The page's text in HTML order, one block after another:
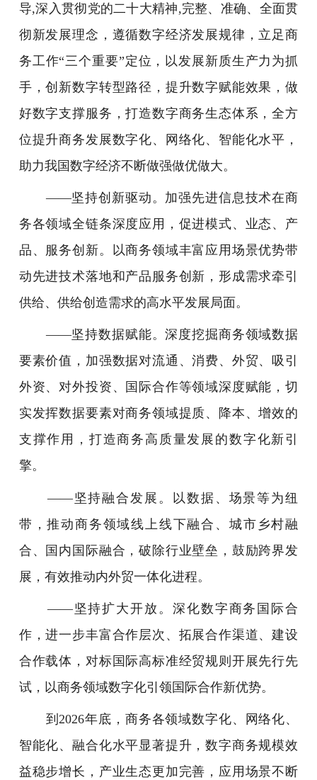
导,深入贯彻党的二十大精神,完整、准确、全面贯
彻新发展理念，遵循数字经济发展规律，立足商
务工作“三个重要”定位，以发展新质生产力为抓
手，创新数字转型路径，提升数字赋能效果，做
好数字支撑服务，打造数字商务生态体系，全方
位提升商务发展数字化、网络化、智能化水平，
助力我国数字经济不断做强做优做大。
——坚持创新驱动。加强先进信息技术在商
务各领域全链条深度应用，促进模式、业态、产
品、服务创新。以商务领域丰富应用场景优势带
动先进技术落地和产品服务创新，形成需求牵引
供给、供给创造需求的高水平发展局面。
——坚持数据赋能。深度挖掘商务领域数据
要素价值，加强数据对流通、消费、外贸、吸引
外资、对外投资、国际合作等领域深度赋能，切
实发挥数据要素对商务领域提质、降本、增效的
支撑作用，打造商务高质量发展的数字化新引
擎。
——坚持融合发展。以数据、场景等为纽
带，推动商务领域线上线下融合、城市乡村融
合、国内国际融合，破除行业壁垒，鼓励跨界发
展，有效推动内外贸一体化进程。
——坚持扩大开放。深化数字商务国际合
作，进一步丰富合作层次、拓展合作渠道、建设
合作载体，对标国际高标准经贸规则开展先行先
试，以商务领域数字化引领国际合作新优势。
到2026年底，商务各领域数字化、网络化、
智能化、融合化水平显著提升，数字商务规模效
益稳步增长，产业生态更加完善，应用场景不断